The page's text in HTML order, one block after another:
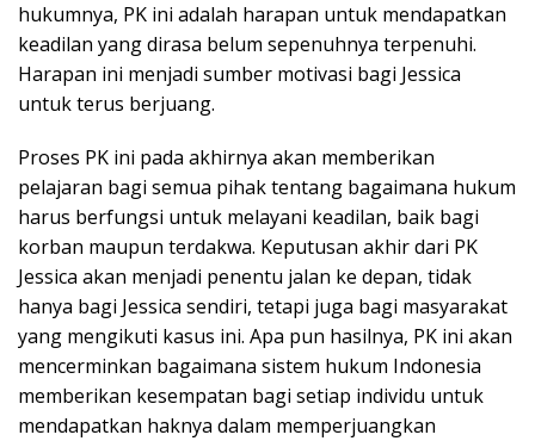
hukumnya, PK ini adalah harapan untuk mendapatkan
keadilan yang dirasa belum sepenuhnya terpenuhi.
Harapan ini menjadi sumber motivasi bagi Jessica
untuk terus berjuang.
Proses PK ini pada akhirnya akan memberikan
pelajaran bagi semua pihak tentang bagaimana hukum
harus berfungsi untuk melayani keadilan, baik bagi
korban maupun terdakwa. Keputusan akhir dari PK
Jessica akan menjadi penentu jalan ke depan, tidak
hanya bagi Jessica sendiri, tetapi juga bagi masyarakat
yang mengikuti kasus ini. Apa pun hasilnya, PK ini akan
mencerminkan bagaimana sistem hukum Indonesia
memberikan kesempatan bagi setiap individu untuk
mendapatkan haknya dalam memperjuangkan